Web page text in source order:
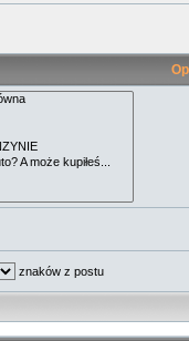
znaków z postu